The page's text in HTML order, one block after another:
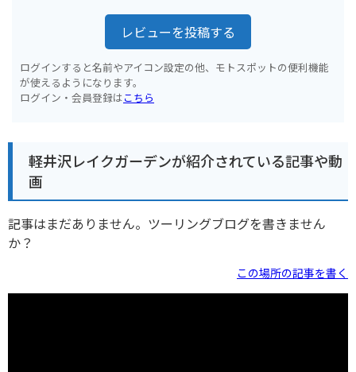
レビューを投稿する
ログインすると名前やアイコン設定の他、モトスポットの便利機能
が使えるようになります。
ログイン・会員登録はこちら
軽井沢レイクガーデンが紹介されている記事や動
画
記事はまだありません。ツーリングブログを書きません
か？
この場所の記事を書く